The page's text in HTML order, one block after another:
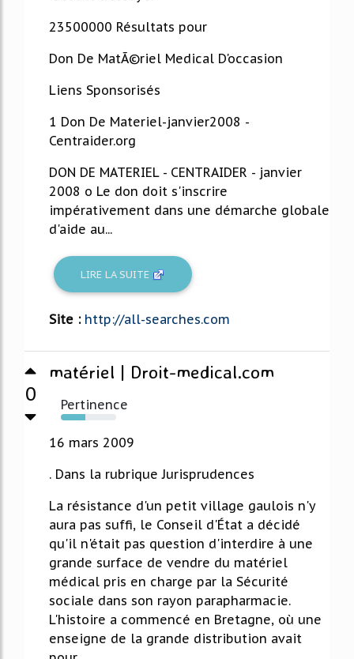
23500000 Résultats pour
Don De MatÃ©riel Medical D'occasion
Liens Sponsorisés
1 Don De Materiel-janvier2008 -
Centraider.org
DON DE MATERIEL - CENTRAIDER - janvier
2008 o Le don doit s'inscrire
impérativement dans une démarche globale
d'aide au...
LIRE LA SUITE
Site : http://all-searches.com
0
matériel | Droit-medical.com
Pertinence
44%
16 mars 2009
. Dans la rubrique Jurisprudences
La résistance d'un petit village gaulois n'y
aura pas suffi, le Conseil d'État a décidé
qu'il n'était pas question d'interdire à une
grande surface de vendre du matériel
médical pris en charge par la Sécurité
sociale dans son rayon parapharmacie.
L'histoire a commencé en Bretagne, où une
enseigne de la grande distribution avait